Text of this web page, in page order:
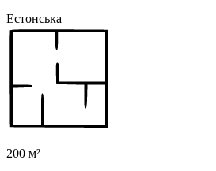
Естонська
200 м²